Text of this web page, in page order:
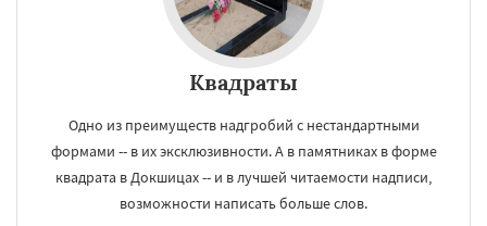
Квадраты
Одно из преимуществ надгробий с нестандартными
формами -- в их эксклюзивности. А в памятниках в форме
квадрата в Докшицах -- и в лучшей читаемости надписи,
возможности написать больше слов.